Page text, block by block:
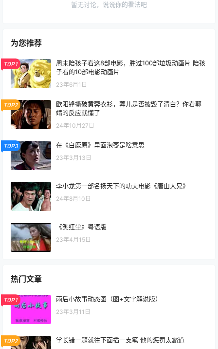
暂无讨论，说说你的看法吧
为您推荐
TOP1
周末陪孩子看这8部电影，胜过100部垃圾动画片 陪孩
子看的10部电影动画片
23年6月1日
TOP2
欧阳锋撕破黄蓉衣衫，蓉儿是否被毁了清白？你看郭
靖的反应就懂了
24年10月27日
TOP3 在《白鹿原》里面泡枣是啥意思
23年3月13日
李小龙第一部名扬天下的功夫电影《唐山大兄》
24年8月10日
《笑红尘》粤语版
23年4月15日
热门文章
TOP1 雨后小故事动态图（图+文字解说版）
23年3月11日
TOP2 学长错一题就往下面插一支笔 他的惩罚太霸道